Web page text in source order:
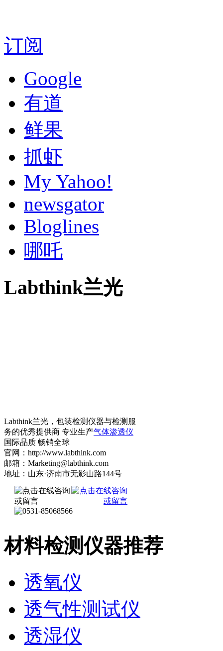
订阅
Google
有道
鲜果
抓虾
My Yahoo!
newsgator
Bloglines
哪吒
Labthink兰光
Labthink兰光，包装检测仪器与检测服
务的优秀提供商 专业生产气体渗透仪
国际品质 畅销全球
官网：http://www.labthink.com
邮箱：Marketing@labthink.com
地址：山东·济南市无影山路144号
材料检测仪器推荐
透氧仪
透气性测试仪
透湿仪